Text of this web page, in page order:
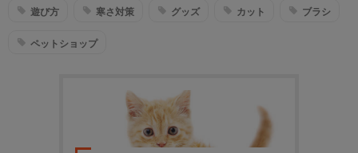
遊び方 寒さ対策 グッズ カット ブラシ
ペットショップ